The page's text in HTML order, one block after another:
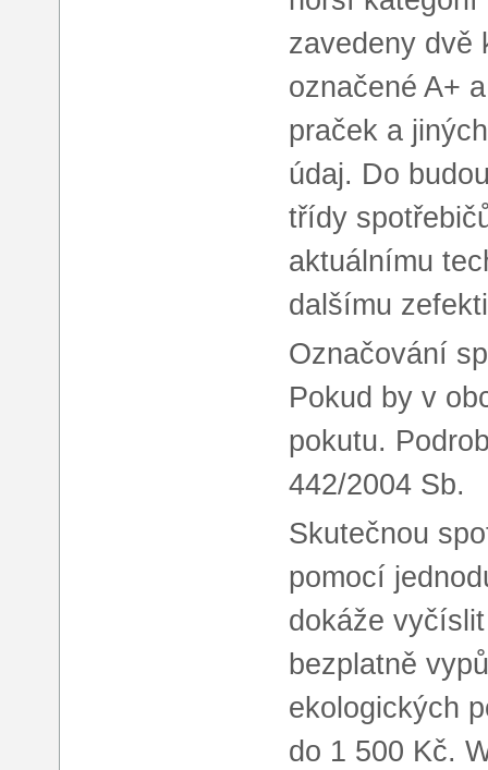
zavedeny dvě
označené A+
praček a
údaj. Do
třídy
aktuálnímu
dalšímu
Označování
Pokud by v
pokutu.
442/2004 Sb.
Skutečnou
pomocí
dokáže
bezplatně
ekologických
do 1 500 Kč.